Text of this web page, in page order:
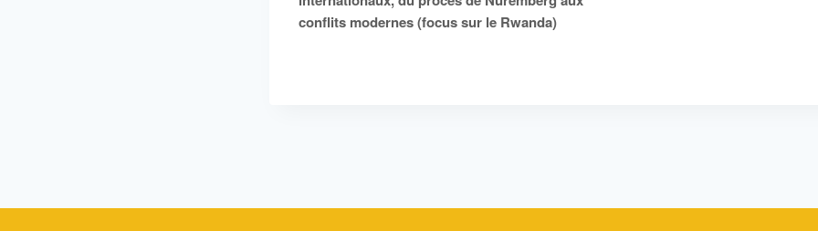
conflits modernes (focus sur le Rwanda)